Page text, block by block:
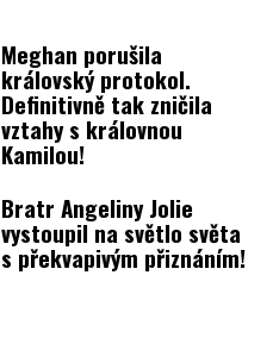
Meghan porušila
královský protokol.
Definitivně tak zničila
vztahy s královnou
Kamilou!
Bratr Angeliny Jolie
vystoupil na světlo světa
s překvapivým přiznáním!